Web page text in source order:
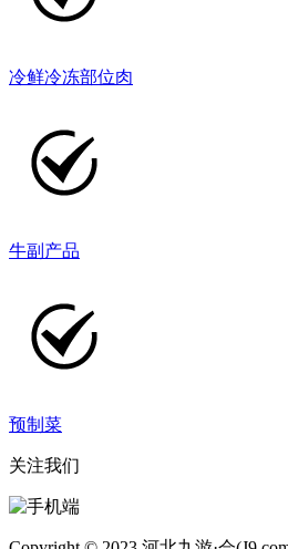
冷鲜冷冻部位肉
牛副产品
预制菜
关注我们